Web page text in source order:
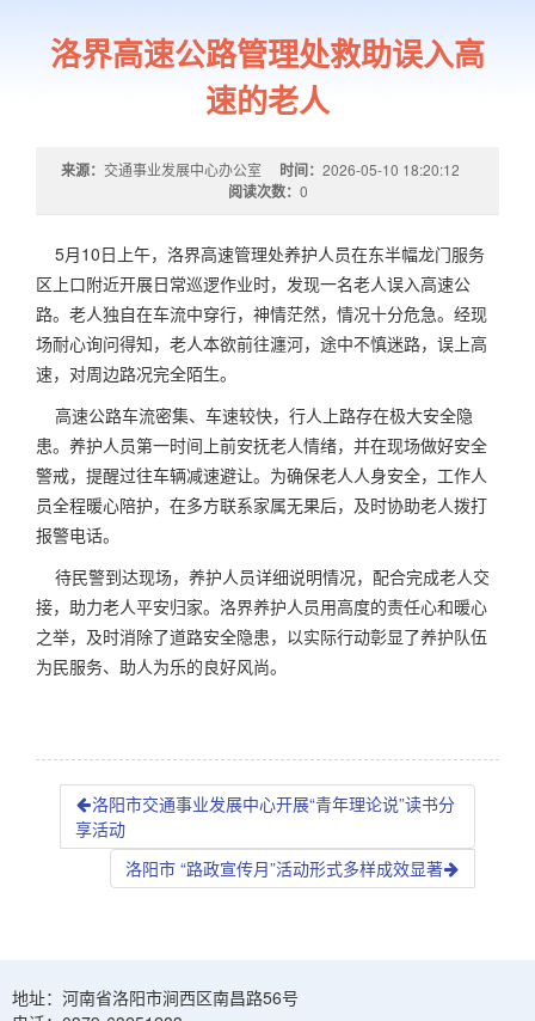
洛界高速公路管理处救助误入高
速的老人
来源： 交通事业发展中心办公室 时间： 2026-05-10 18:20:12
阅读次数： 0
5月10日上午，洛界高速管理处养护人员在东半幅龙门服务
区 上口附近开展日常巡逻作业时，发现一名老人误入高速公
路。老人独自在车流中穿行，神情茫然，情况十分危急。经现
场耐心询问得知，老人本欲前往瀍河，途中不慎迷路，误上高
速，对周边路况完全陌生。
高速公路车流密集、车速较快，行人上路存在极大安全隐
患。养护人员第一时间上前安抚老人情绪，并在现场做好安全
警戒，提醒过往车辆减速避让。为确保老人人身安全，工作人
员全程暖心陪护，在多方联系家属无果后，及时协助老人拨打
报警电话。
待民警到达现场，养护人员详细说明情况，配合完成老人交
接，助力老人平安归家。洛界养护人员用高度的责任心和暖心
之举，及时消除了道路安全隐患，以实际行动彰显了养护队伍
为民服务、助人为乐的良好风尚。
洛阳市交通事业发展中心开展“青年理论说”读书分
享活动
洛阳市 “路政宣传月”活动形式多样成效显著
地址：河南省洛阳市涧西区南昌路56号